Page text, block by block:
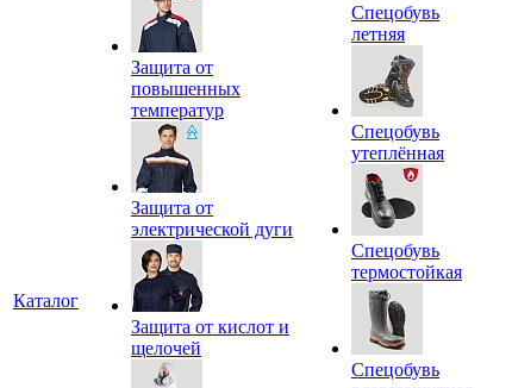
Каталог
Защита от
повышенных
температур
Защита от
электрической дуги
Защита от кислот и
щелочей
Спецобувь
летняя
Спецобувь
утеплённая
Спецобувь
термостойкая
Спецобувь